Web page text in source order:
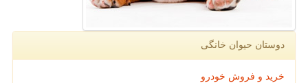
دوستان حیوان خانگی
خرید و فروش خودرو